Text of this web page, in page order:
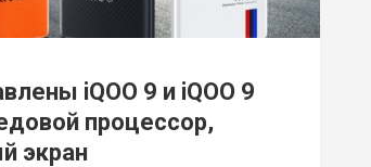
iQOO 9 и iQOO 9
процессор,
экран